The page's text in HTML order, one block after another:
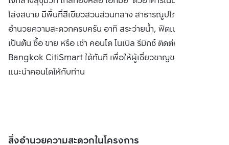
โล่งสบาย มีพื้นที่สีเขียวสวนส่วนกลาง สาธารณูปโภคและสิ่ง
อำนวยความสะดวกครบครัน อาทิ สระว่ายน้ำ, ฟิตเนส, ห้องสตีม
เป็นต้น ซื้อ ขาย หรือ เช่า คอนโด โนเบิล รีมิกซ์ ติดต่อหาเรา
Bangkok CitiSmart ได้ทันที เพื่อให้ผู้เชี่ยวชาญของเราได้
แนะนำคอนโดให้กับท่าน
สิ่งอำนวยความสะดวกในโครงการ